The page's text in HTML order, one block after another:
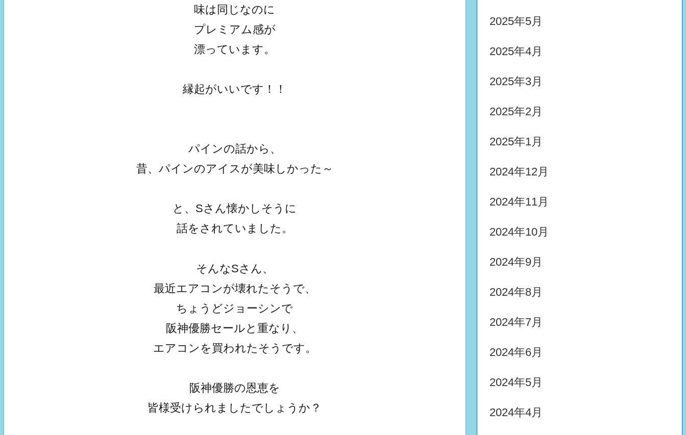
味は同じなのに
プレミアム感が
漂っています。
縁起がいいです！！
パインの話から、
昔、パインのアイスが美味しかった～
と、Sさん懐かしそうに
話をされていました。
そんなSさん、
最近エアコンが壊れたそうで、
ちょうどジョーシンで
阪神優勝セールと重なり、
エアコンを買われたそうです。
阪神優勝の恩恵を
皆様受けられましたでしょうか？
2025年5月
2025年4月
2025年3月
2025年2月
2025年1月
2024年12月
2024年11月
2024年10月
2024年9月
2024年8月
2024年7月
2024年6月
2024年5月
2024年4月